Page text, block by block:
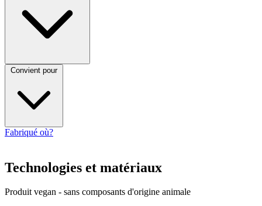
Convient pour
Fabriqué où?
Technologies et matériaux
Produit vegan - sans composants d'origine animale